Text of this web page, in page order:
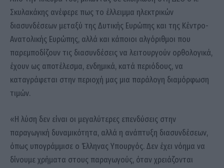
Σκυλακάκης ανέφερε πως το έλλειμμα ηλεκτρικών
διασυνδέσεων μεταξύ της Δυτικής Ευρώπης και της Κέντρο-
Ανατολικής Ευρώπης, αλλά και κάποιοι αλγόριθμοι που
παρεμποδίζουν τις διασυνδέσεις να λειτουργούν ορθολογικά,
έχουν ως αποτέλεσμα, ενδημικά, κατά περιόδους, να
καταγράφεται στην περιοχή μας μια παράλογη διαμόρφωση
τιμών.
«Η λύση δεν είναι οι μεγαλύτερες επενδύσεις στην
παραγωγική δυναμικότητα, αλλά η ανάπτυξη διασυνδέσεων,
όπως υπογράμμισε ο Έλληνας Υπουργός. Δεν έχει νόημα να
δίνουμε χρήματα στους παραγωγούς, όταν χρειάζονται